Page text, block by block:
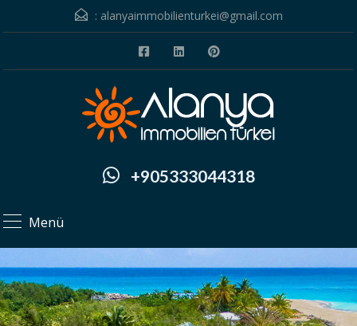
: alanyaimmobilienturkei@gmail.com
+905333044318
Menü